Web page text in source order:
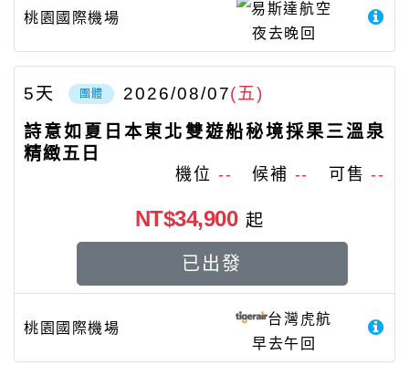
桃園國際機場
易斯達航空
夜去晚回
團體 2026/08/07(五)
5天
詩意如夏日本東北雙遊船秘境採果三溫泉
精緻五日
機位 -- 候補 -- 可售--
桃園國際機場
台灣虎航
早去午回
NT$34,900 起
已出發